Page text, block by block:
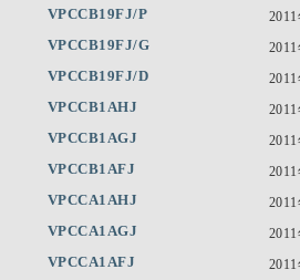
VPCCB19FJ/P
VPCCB19FJ/G
VPCCB19FJ/D
VPCCB1AHJ
VPCCB1AGJ
VPCCB1AFJ
VPCCA1AHJ
VPCCA1AGJ
VPCCA1AFJ